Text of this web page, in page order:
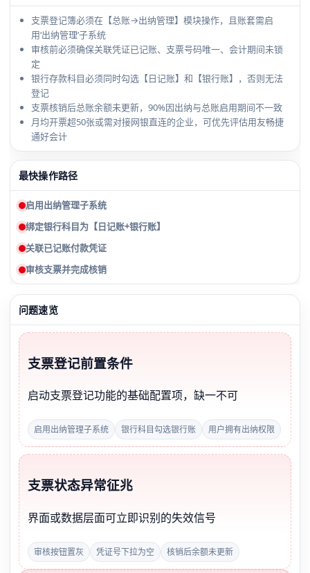
支票登记簿必须在【总账→出纳管理】模块操作，且账套需启
用‘出纳管理’子系统
审核前必须确保关联凭证已记账、支票号码唯一、会计期间未锁
定
银行存款科目必须同时勾选【日记账】和【银行账】，否则无法
登记
支票核销后总账余额未更新，90%因出纳与总账启用期间不一致
月均开票超50张或需对接网银直连的企业，可优先评估用友畅捷
通好会计
最快操作路径
启用出纳管理子系统
绑定银行科目为【日记账+银行账】
关联已记账付款凭证
审核支票并完成核销
问题速览
支票登记前置条件
启动支票登记功能的基础配置项，缺一不可
启用出纳管理子系统 银行科目勾选银行账 用户拥有出纳权限
支票状态异常征兆
界面或数据层面可立即识别的失效信号
审核按钮置灰 凭证号下拉为空 核销后余额未更新